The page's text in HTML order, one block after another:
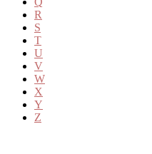
R
S
T
U
V
W
X
Y
Z